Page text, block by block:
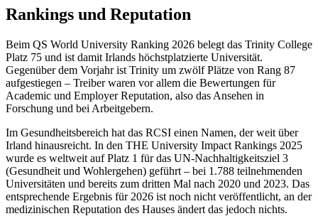
Rankings und Reputation
Beim QS World University Ranking 2026 belegt das Trinity College
Platz 75 und ist damit Irlands höchstplatzierte Universität.
Gegenüber dem Vorjahr ist Trinity um zwölf Plätze von Rang 87
aufgestiegen – Treiber waren vor allem die Bewertungen für
Academic und Employer Reputation, also das Ansehen in
Forschung und bei Arbeitgebern.
Im Gesundheitsbereich hat das RCSI einen Namen, der weit über
Irland hinausreicht. In den THE University Impact Rankings 2025
wurde es weltweit auf Platz 1 für das UN-Nachhaltigkeitsziel 3
(Gesundheit und Wohlergehen) geführt – bei 1.788 teilnehmenden
Universitäten und bereits zum dritten Mal nach 2020 und 2023. Das
entsprechende Ergebnis für 2026 ist noch nicht veröffentlicht, an der
medizinischen Reputation des Hauses ändert das jedoch nichts.